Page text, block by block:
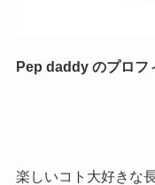
Pep daddy のプロフ
楽しいコト大好きな長